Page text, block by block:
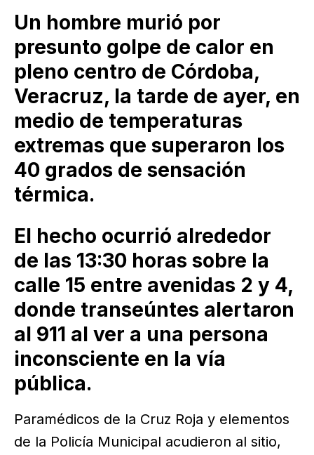
Un hombre murió por
presunto golpe de calor en
pleno centro de Córdoba,
Veracruz, la tarde de ayer, en
medio de temperaturas
extremas que superaron los
40 grados de sensación
térmica.
El hecho ocurrió alrededor
de las 13:30 horas sobre la
calle 15 entre avenidas 2 y 4,
donde transeúntes alertaron
al 911 al ver a una persona
inconsciente en la vía
pública.
Paramédicos de la Cruz Roja y elementos
de la Policía Municipal acudieron al sitio,